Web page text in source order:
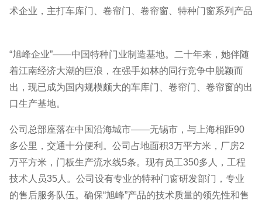
术企业，主打车库门、卷帘门、卷帘窗、特种门窗系列产品
“旭峰企业”——中国特种门业制造基地。二十年来，她伴随
着江南经济大潮的巨浪，在强手如林的同行竞争中脱颖而
出，现已成为国内规模颇大的车库门、卷帘门、卷帘窗的出
口生产基地。
公司总部座落在中国沿海城市——无锡市，与上海相距90
多公里，交通十分便利。公司占地面积3万平方米，厂房2
万平方米，门板生产流水线5条。现有员工350多人，工程
技术人员35人。公司设有专业的特种门窗研发部门，专业
的售后服务队伍。确保“旭峰”产品的技术质量的领先性和售